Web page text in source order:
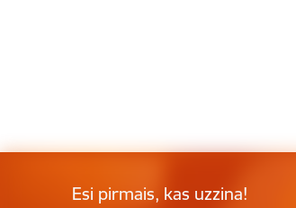
Esi pirmais, kas uzzina!